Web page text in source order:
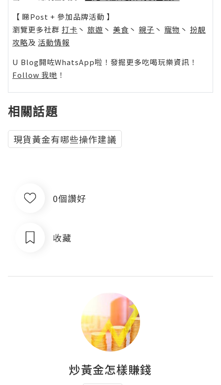
【 睇Post + 參加品牌活動 】
瀏覽更多社群 打卡 丶 旅遊 丶 美食 丶 親子 丶 寵物 丶 扮靚
攻略及 活動情報
U Blog開咗WhatsApp啦！發掘更多吃喝玩樂資訊！
Follow 我哋 ！
相關話題
現貨黃金有哪些操作建議
0個讚好
收藏
炒黃金怎樣賺錢